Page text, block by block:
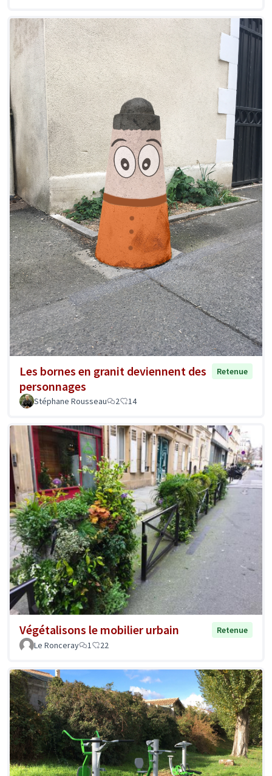
Les bornes en granit deviennent des
personnages
Retenue
Stéphane Rousseau 2 14
Végétalisons le mobilier urbain
Retenue
Le Ronceray
1 22